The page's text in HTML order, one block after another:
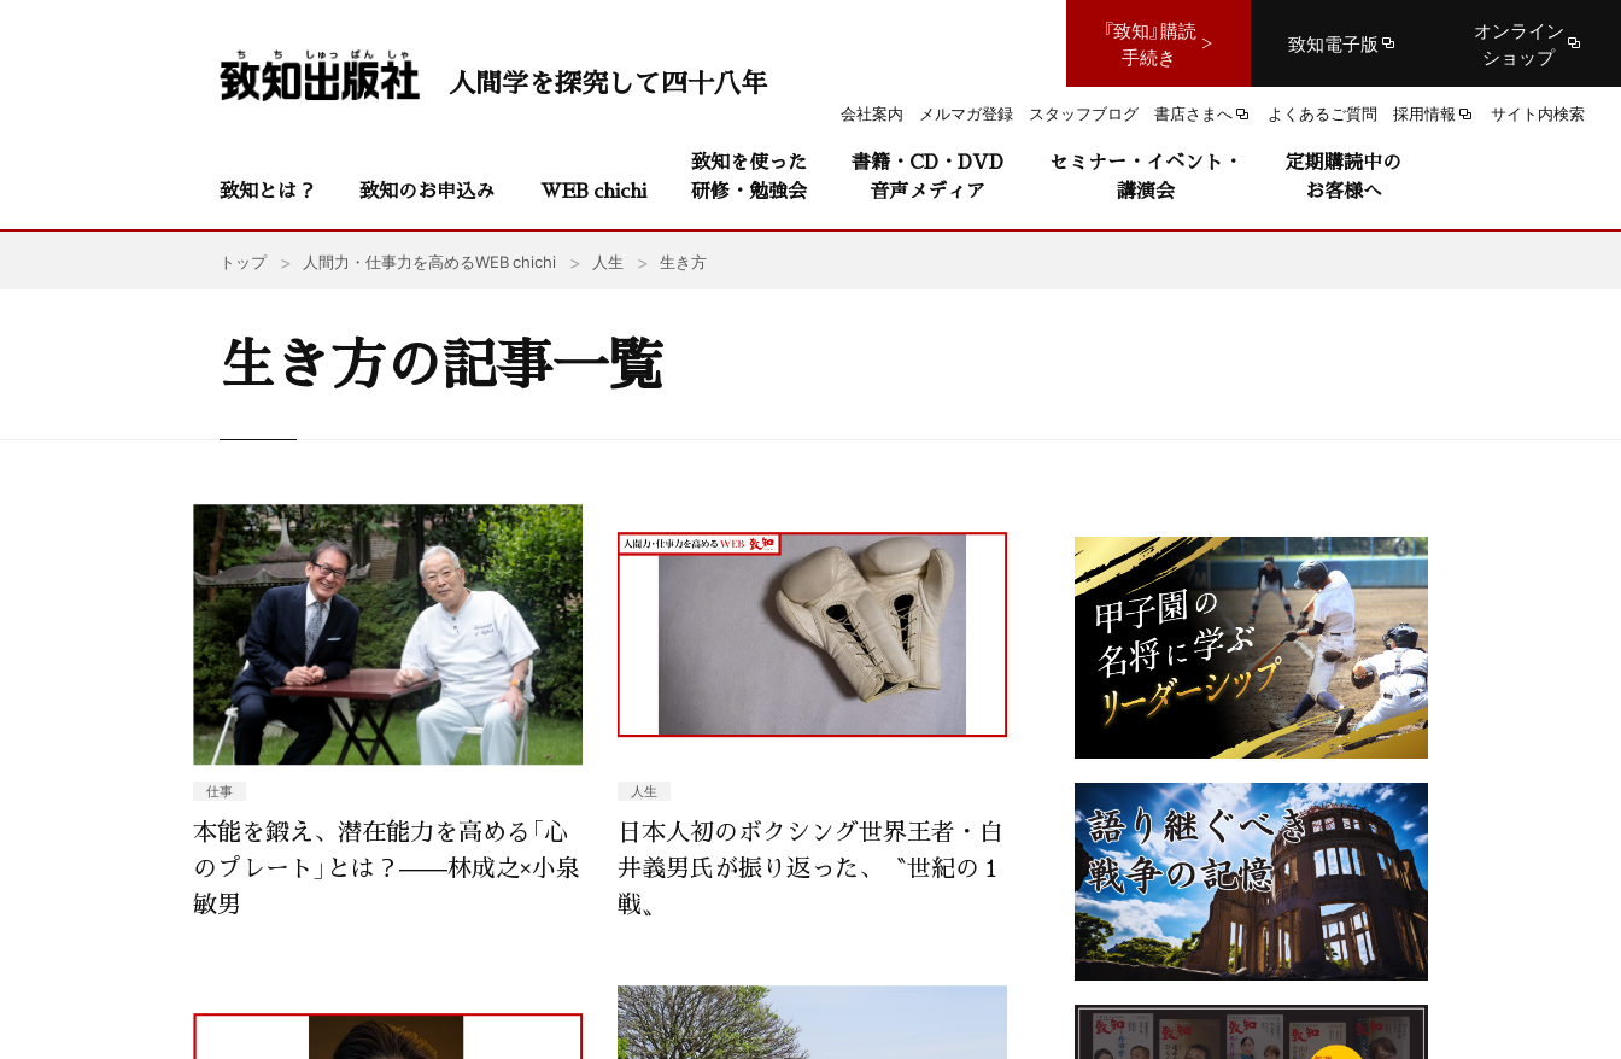
『致知』購読
手続き
致知電子版
オンライン
ショップ
会社案内 メルマガ登録 スタッフブログ 書店さまへ よくあるご質問 採用情報 サイト内検索
人間学を探究して四十八年
致知とは？ 致知のお申込み WEB chichi
致知を使った
研修・勉強会
書籍・CD・DVD
音声メディア
セミナー・イベント・
講演会
定期購読中の
お客様へ
トップ 人間力・仕事力を高めるWEB chichi 人生 生き方
生き方の記事一覧
仕事
本能を鍛え、潜在能力を高める「心
のプレート」とは？——林成之×小泉
敏男
人生
日本人初のボクシング世界王者・白
井義男氏が振り返った、〝世紀の１
戦〟